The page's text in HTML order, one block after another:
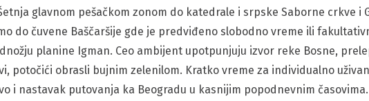
glavnom pešačkom zonom do katedrale i srpske Saborne crkve i
do čuvene Baščaršije gde je predviđeno slobodno vreme ili
planine Igman. Ceo ambijent upotpunjuju izvor reke Bosne,
potočići obrasli bujnim zelenilom. Kratko vreme za individualno
i nastavak putovanja ka Beogradu u kasnijim popodnevnim